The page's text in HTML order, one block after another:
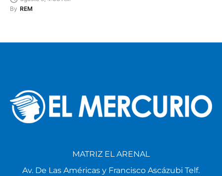
By REM
MATRIZ EL ARENAL
Av. De Las Américas y Francisco Ascázubi Telf.